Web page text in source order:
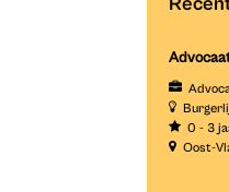
0 - 3
Oost-